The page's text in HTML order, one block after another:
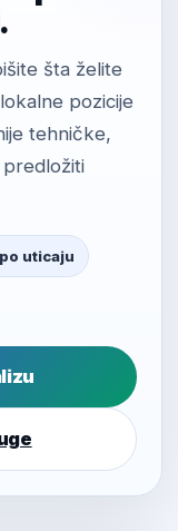
šta želite
pozicije
tehničke,
uticaju